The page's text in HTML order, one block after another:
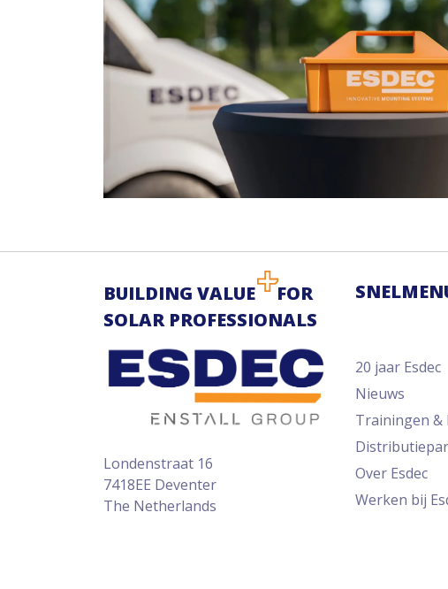
BUILDING VALUE
FOR
SOLAR PROFESSIONALS
Londenstraat 16
7418EE Deventer
The Netherlands
20 jaar Esdec
Nieuws
Trainingen &
Over Esdec
Werken bij